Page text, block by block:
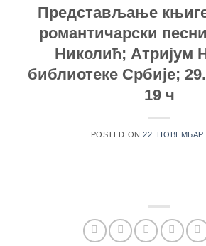
Представљање
романтичарски
Николић; Атријум
библиотеке Србије;
19 ч
POSTED ON22. НОВЕМБАР